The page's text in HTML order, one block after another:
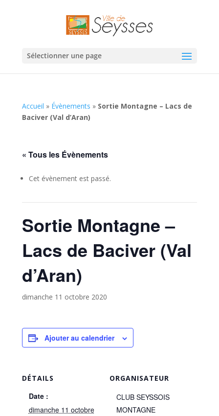
Sélectionner une page
Accueil » Évènements » Sortie Montagne – Lacs de
Baciver (Val d’Aran)
« Tous les Évènements
Cet évènement est passé.
Sortie Montagne –
Lacs de Baciver (Val
d’Aran)
dimanche 11 octobre 2020
Ajouter au calendrier
DÉTAILS
Date :
dimanche 11 octobre
ORGANISATEUR
CLUB SEYSSOIS
MONTAGNE